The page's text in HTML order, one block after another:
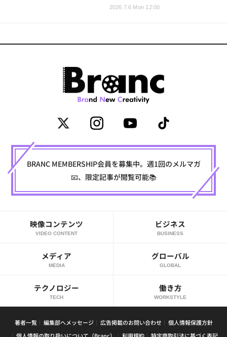
2026.7.6 Mon 12:00
BRANC MEMBERSHIP会員を募集中。週1回のメルマガ
📧、限定記事が閲覧可能📚
映像コンテンツ
VIDEO CONTENT
ビジネス
BUSINESS
メディア
MEDIA
グローバル
GLOBAL
テクノロジー
TECH
働き方
WORKSTYLE
著者一覧 編集部へメッセージ 広告掲載のお問い合わせ
個人情報保護方針